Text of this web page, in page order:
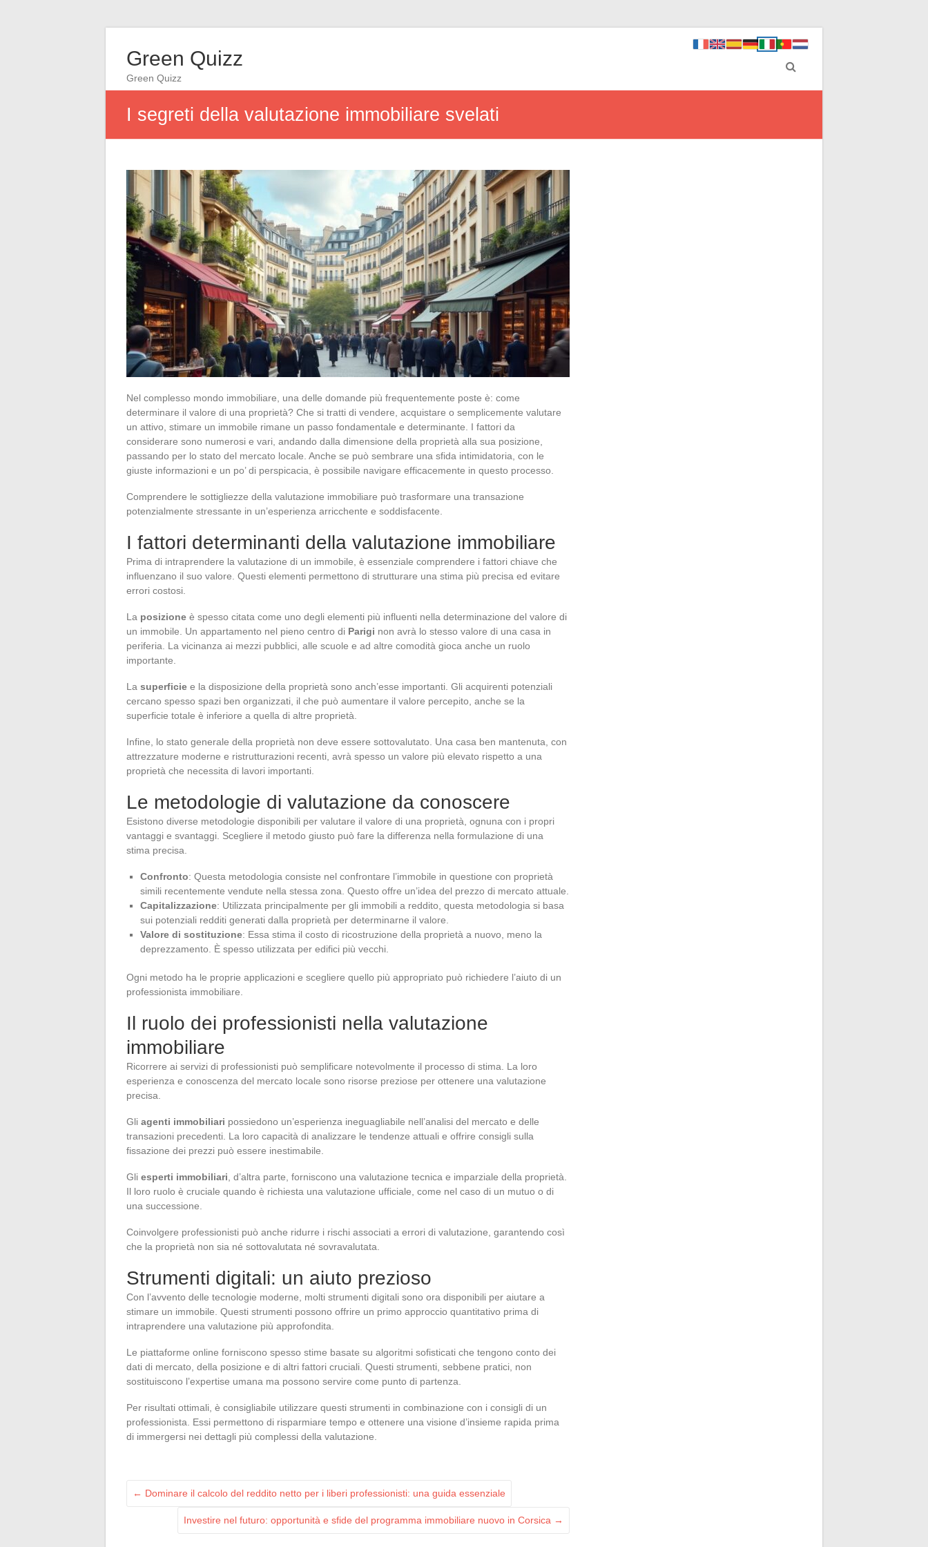
Green Quizz
Green Quizz
I segreti della valutazione immobiliare svelati
Nel complesso mondo immobiliare, una delle domande più frequentemente poste è: come
determinare il valore di una proprietà? Che si tratti di vendere, acquistare o semplicemente valutare
un attivo, stimare un immobile rimane un passo fondamentale e determinante. I fattori da
considerare sono numerosi e vari, andando dalla dimensione della proprietà alla sua posizione,
passando per lo stato del mercato locale. Anche se può sembrare una sfida intimidatoria, con le
giuste informazioni e un po’ di perspicacia, è possibile navigare efficacemente in questo processo.
Comprendere le sottigliezze della valutazione immobiliare può trasformare una transazione
potenzialmente stressante in un’esperienza arricchente e soddisfacente.
I fattori determinanti della valutazione immobiliare
Prima di intraprendere la valutazione di un immobile, è essenziale comprendere i fattori chiave che
influenzano il suo valore. Questi elementi permettono di strutturare una stima più precisa ed evitare
errori costosi.
La posizione è spesso citata come uno degli elementi più influenti nella determinazione del valore di
un immobile. Un appartamento nel pieno centro di Parigi non avrà lo stesso valore di una casa in
periferia. La vicinanza ai mezzi pubblici, alle scuole e ad altre comodità gioca anche un ruolo
importante.
La superficie e la disposizione della proprietà sono anch’esse importanti. Gli acquirenti potenziali
cercano spesso spazi ben organizzati, il che può aumentare il valore percepito, anche se la
superficie totale è inferiore a quella di altre proprietà.
Infine, lo stato generale della proprietà non deve essere sottovalutato. Una casa ben mantenuta, con
attrezzature moderne e ristrutturazioni recenti, avrà spesso un valore più elevato rispetto a una
proprietà che necessita di lavori importanti.
Le metodologie di valutazione da conoscere
Esistono diverse metodologie disponibili per valutare il valore di una proprietà, ognuna con i propri
vantaggi e svantaggi. Scegliere il metodo giusto può fare la differenza nella formulazione di una
stima precisa.
Confronto: Questa metodologia consiste nel confrontare l’immobile in questione con proprietà
simili recentemente vendute nella stessa zona. Questo offre un’idea del prezzo di mercato attuale.
Capitalizzazione: Utilizzata principalmente per gli immobili a reddito, questa metodologia si basa
sui potenziali redditi generati dalla proprietà per determinarne il valore.
Valore di sostituzione: Essa stima il costo di ricostruzione della proprietà a nuovo, meno la
deprezzamento. È spesso utilizzata per edifici più vecchi.
Ogni metodo ha le proprie applicazioni e scegliere quello più appropriato può richiedere l’aiuto di un
professionista immobiliare.
Il ruolo dei professionisti nella valutazione
immobiliare
Ricorrere ai servizi di professionisti può semplificare notevolmente il processo di stima. La loro
esperienza e conoscenza del mercato locale sono risorse preziose per ottenere una valutazione
precisa.
Gli agenti immobiliari possiedono un’esperienza ineguagliabile nell’analisi del mercato e delle
transazioni precedenti. La loro capacità di analizzare le tendenze attuali e offrire consigli sulla
fissazione dei prezzi può essere inestimabile.
Gli esperti immobiliari , d’altra parte, forniscono una valutazione tecnica e imparziale della proprietà.
Il loro ruolo è cruciale quando è richiesta una valutazione ufficiale, come nel caso di un mutuo o di
una successione.
Coinvolgere professionisti può anche ridurre i rischi associati a errori di valutazione, garantendo così
che la proprietà non sia né sottovalutata né sovravalutata.
Strumenti digitali: un aiuto prezioso
Con l’avvento delle tecnologie moderne, molti strumenti digitali sono ora disponibili per aiutare a
stimare un immobile. Questi strumenti possono offrire un primo approccio quantitativo prima di
intraprendere una valutazione più approfondita.
Le piattaforme online forniscono spesso stime basate su algoritmi sofisticati che tengono conto dei
dati di mercato, della posizione e di altri fattori cruciali. Questi strumenti, sebbene pratici, non
sostituiscono l’expertise umana ma possono servire come punto di partenza.
Per risultati ottimali, è consigliabile utilizzare questi strumenti in combinazione con i consigli di un
professionista. Essi permettono di risparmiare tempo e ottenere una visione d’insieme rapida prima
di immergersi nei dettagli più complessi della valutazione.
← Dominare il calcolo del reddito netto per i liberi professionisti: una guida essenziale
Investire nel futuro: opportunità e sfide del programma immobiliare nuovo in Corsica →